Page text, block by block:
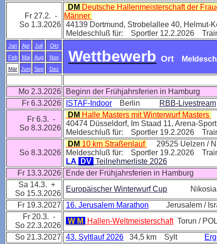
Fr 27.2. -
So 1.3.2026
DM Deutsche Hallenmeisterschaft der
Männer
44139 Dortmund, Strobelallee 40, Helmut-
Meldeschluß für: Sportler 12.2.2026
Jan Apr Juli Okt
Wettbewerb Ort
Feb Mai Aug
Nov
Mär
Juni Sep Dez
Mo 2.3.2026
Beginn der Frühjahrsferien in Hamburg
Fr 6.3.2026
ISTAF-Indoor Berlin
RBB-Livestream
Fr 6.3. -
So 8.3.2026
DM Halle Masters mit Winterwurf Masters
40474 Düsseldorf, Im Staad 11, Arena-
Meldeschluß für: Sportler 19.2.2026
So 8.3.2026
DM 10 km Straßenlauf
29525 Uelzen /
Meldeschluß für: Sportler 19.2.2026
LA
DV Teilnehmerliste 2026
Fr 13.3.2026
Ende der Frühjahrsferien in Hamburg
Sa 14.3. +
So 15.3.2026
Europäischer Winterwurf Cup Nikosia
Fr 19.3.2027
16. Jerusalem Marathon Jerusalem /
Fr 20.3. -
So 22.3.2026
W M Hallen-Weltmeisterschaft Torun /
So 21.3.2027
43. Syltlauf 2026 34,5 km Sylt